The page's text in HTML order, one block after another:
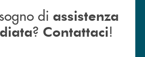
di assistenza
? Contattaci!